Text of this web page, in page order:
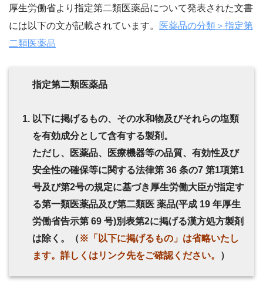
厚生労働省より指定第二類医薬品について発表された文書
には以下の文が記載されています。
医薬品の分類＞指定第
二類医薬品
指定第二類医薬品
以下に掲げるもの、その水和物及びそれらの塩類
を有効成分として含有する製剤。
ただし、医薬品、医療機器等の品質、有効性及び
安全性の確保等に関する法律第 36 条の7 第1項第1
号及び第2号の規定に基づき厚生労働大臣が指定す
る第一類医薬品及び第二類医 薬品(平成 19 年厚生
労働省告示第 69 号)別表第2に掲げる漢方処方製剤
は除く。（※「以下に掲げるもの」は省略いたし
ます。詳しくはリンク先をご確認ください。
）